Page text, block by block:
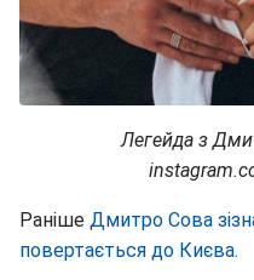
Легейда з
Раніше Дмитро Сова
повертається до Києва.